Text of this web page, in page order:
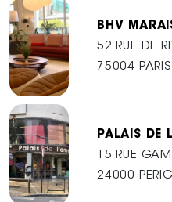
BHV
52 RUE DE
75004 PARIS
PALAIS DE
15 RUE
24000